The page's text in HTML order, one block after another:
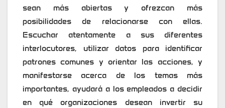
sean más abiertas y ofrezcan más
posibilidades de relacionarse con ellas.
Escuchar atentamente a sus diferentes
interlocutores, utilizar datos para identificar
patrones comunes y orientar las acciones, y
manifestarse acerca de los temas más
importantes, ayudará a los empleados a decidir
en qué organizaciones desean invertir su